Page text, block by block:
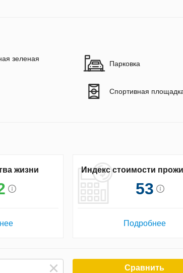
зеленая
Парковка
Спортивная
жизни Индекс стоимости
53
Подробнее
Сравнить